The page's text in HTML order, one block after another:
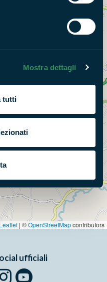
Mostra dettagli
tutti
Leaflet | ©OpenStreetMapcontributors
ufficiali